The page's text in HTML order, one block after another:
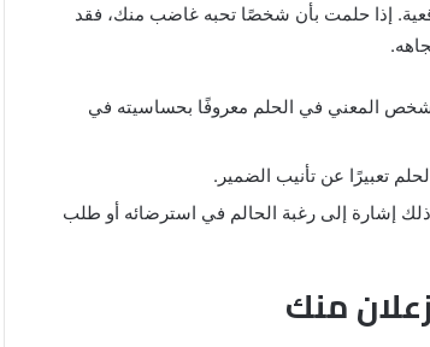
إذا حلمت بأن شخصًا تحبه غاضب منك، فقد
المعني في الحلم معروفًا بحساسيته في
تعبيرًا عن تأنيب الضمير.
إشارة إلى رغبة الحالم في استرضائه أو طلب
منك
شي
من
المنام
8 يونيو، 2025
خروج شي من الدبر في المنام للمتزوجة